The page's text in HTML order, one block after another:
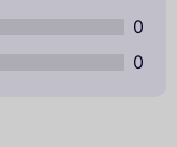
0
0